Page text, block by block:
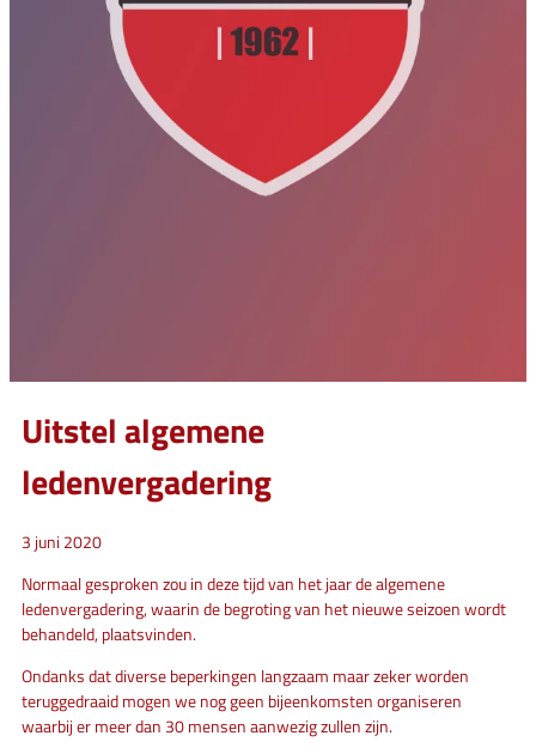
Uitstel algemene
ledenvergadering
3 juni 2020
Normaal gesproken zou in deze tijd van het jaar de algemene
ledenvergadering, waarin de begroting van het nieuwe seizoen wordt
behandeld, plaatsvinden.
Ondanks dat diverse beperkingen langzaam maar zeker worden
teruggedraaid mogen we nog geen bijeenkomsten organiseren
waarbij er meer dan 30 mensen aanwezig zullen zijn.